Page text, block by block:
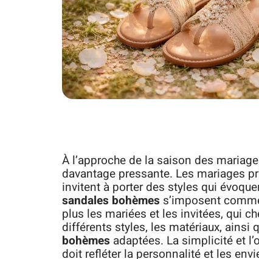
À l’approche de la saison des
davantage pressante. Les mariages
invitent à porter des styles qui
sandales bohèmes s’imposent
plus les mariées et les invitées, qui
différents styles, les matériaux, ainsi
bohèmes adaptées. La simplicité et
doit refléter la personnalité et les